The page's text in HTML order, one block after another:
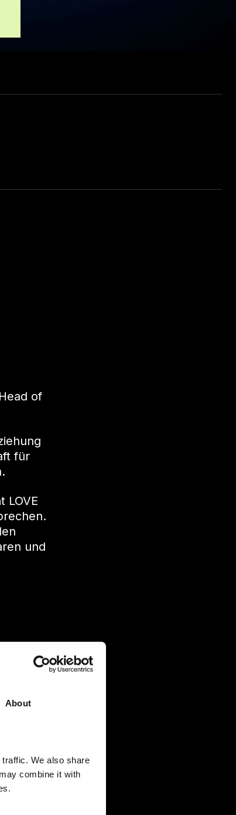
About
We also share
combine it with
of
für
LOVE
und